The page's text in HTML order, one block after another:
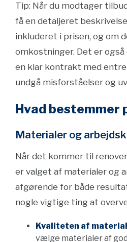
Tip: Når du modtager
få en detaljeret
inkluderet i prisen, og om
omkostninger. Det er også
en klar kontrakt med
undgå misforståelser og
Hvad bestemmer
Materialer og
Når det kommer til
er valget af materialer og
afgørende for både
nogle vigtige ting at
Kvaliteten af
vælge materialer af